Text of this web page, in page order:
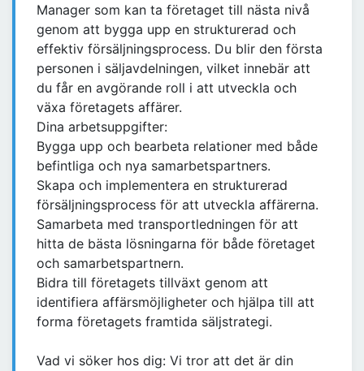
Manager som kan ta företaget till nästa nivå
genom att bygga upp en strukturerad och
effektiv försäljningsprocess. Du blir den första
personen i säljavdelningen, vilket innebär att
du får en avgörande roll i att utveckla och
växa företagets affärer.
Dina arbetsuppgifter:
Bygga upp och bearbeta relationer med både
befintliga och nya samarbetspartners.
Skapa och implementera en strukturerad
försäljningsprocess för att utveckla affärerna.
Samarbeta med transportledningen för att
hitta de bästa lösningarna för både företaget
och samarbetspartnern.
Bidra till företagets tillväxt genom att
identifiera affärsmöjligheter och hjälpa till att
forma företagets framtida säljstrategi.
Vad vi söker hos dig: Vi tror att det är din